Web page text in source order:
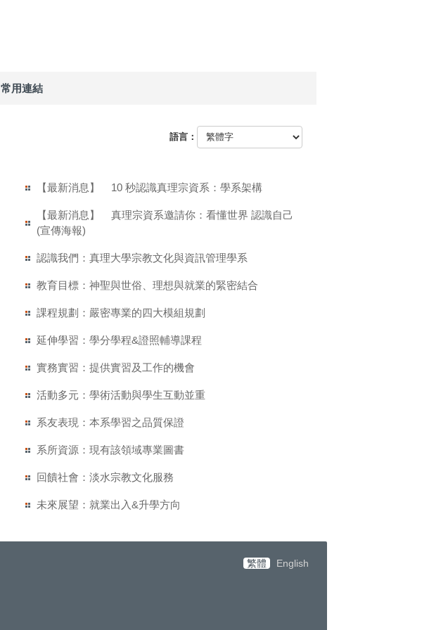
常用連結
語言：
【最新消息】 10 秒認識真理宗資系：學系架構
【最新消息】
真理宗資系邀請你：看懂世界 認識自己
(宣傳海報)
認識我們：真理大學宗教文化與資訊管理學系
教育目標：神聖與世俗、理想與就業的緊密結合
課程規劃：嚴密專業的四大模組規劃
延伸學習：學分學程&證照輔導課程
實務實習：提供實習及工作的機會
活動多元：學術活動與學生互動並重
系友表現：本系學習之品質保證
系所資源：現有該領域專業圖書
回饋社會：淡水宗教文化服務
未來展望：就業出入&升學方向
繁體
English